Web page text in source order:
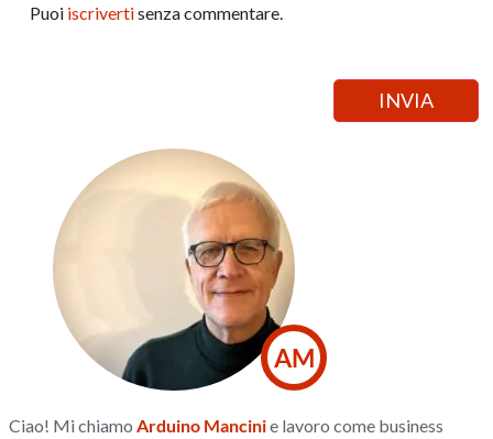
Puoi iscrivertisenza commentare.
AM
Ciao! Mi chiamo Arduino Mancinie lavoro come business